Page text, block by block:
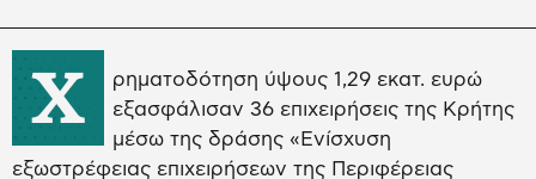
Χ
ρηματοδότηση ύψους 1,29 εκατ. ευρώ
εξασφάλισαν 36 επιχειρήσεις της Κρήτης
μέσω της δράσης «Ενίσχυση
εξωστρέφειας επιχειρήσεων της Περιφέρειας